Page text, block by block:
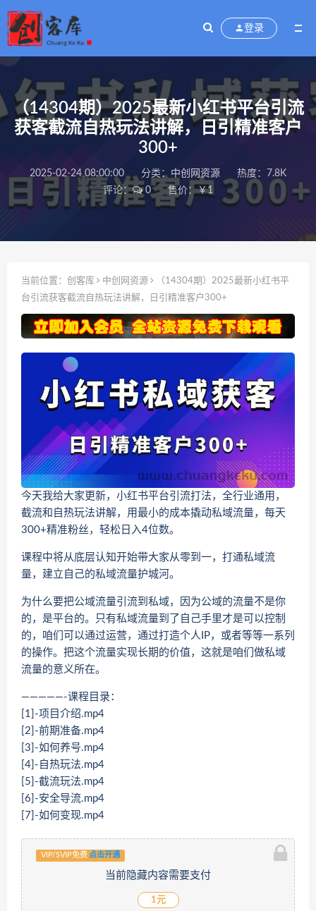
登录
（14304期）2025最新小红书平台引流
获客截流自热玩法讲解，日引精准客户
300+
2025-02-24 08:00:00 分类： 中创网资源
热度：7.8K
评论：
0 售价：￥1
当前位置： 创客库 中创网资源
（14304期）2025最新小红书平
台引流获客截流自热玩法讲解，日引精准客户300+
今天我给大家更新，小红书平台引流打法，全行业通用，
截流和自热玩法讲解，用最小的成本撬动私域流量，每天
300+精准粉丝，轻松日入4位数。
课程中将从底层认知开始带大家从零到一，打通私域流
量，建立自己的私域流量护城河。
为什么要把公域流量引流到私域，因为公域的流量不是你
的，是平台的。只有私域流量到了自己手里才是可以控制
的，咱们可以通过运营，通过打造个人IP，或者等等一系列
的操作。把这个流量实现长期的价值，这就是咱们做私域
流量的意义所在。
—————-课程目录：
[1]-项目介绍.mp4
[2]-前期准备.mp4
[3]-如何养号.mp4
[4]-自热玩法.mp4
[5]-截流玩法.mp4
[6]-安全导流.mp4
[7]-如何变现.mp4
VIP/SVIP免费 点击开通
当前隐藏内容需要支付
1元